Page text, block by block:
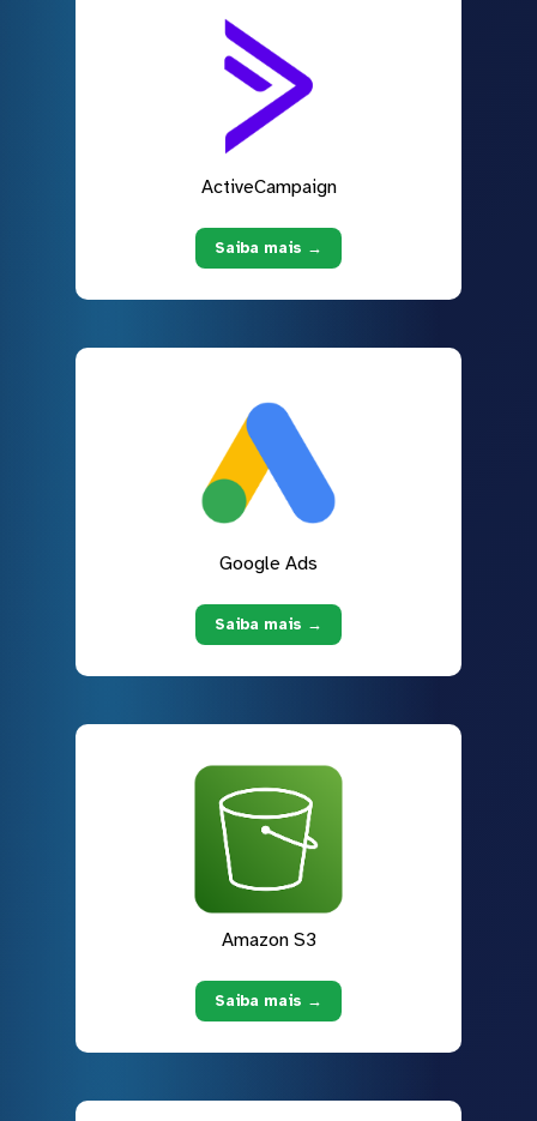
ActiveCampaign
Saiba mais →
Google Ads
Saiba mais →
Amazon S3
Saiba mais →